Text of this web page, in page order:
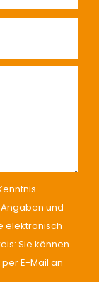
und
elektronisch
Sie können
E-Mail an